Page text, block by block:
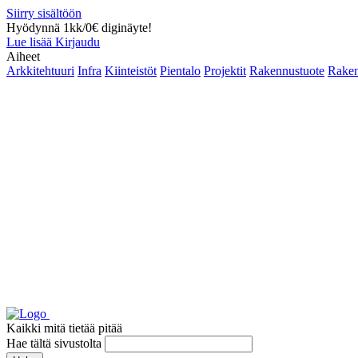
Siirry sisältöön
Hyödynnä 1kk/0€ diginäyte!
Lue lisää Kirjaudu
Aiheet
Arkkitehtuuri Infra Kiinteistöt Pientalo Projektit Rakennustuote
Kaikki mitä tietää pitää
Hae tältä sivustolta